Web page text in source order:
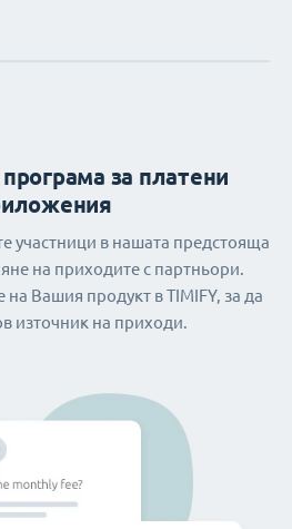
за платени
участници в нашата предстояща
на приходите с партньори.
на Вашия продукт в TIMIFY, за да
източник на приходи.